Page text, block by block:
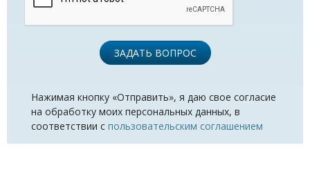
ЗАДАТЬ ВОПРОС
Нажимая кнопку «Отправить», я даю свое согласие
на обработку моих персональных данных, в
соответствии с пользовательским соглашением